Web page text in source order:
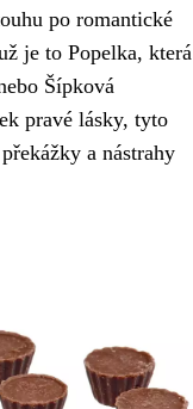
po romantické
je to Popelka, která
Šípková
pravé lásky, tyto
a nástrahy